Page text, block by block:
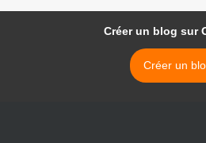
Créer un blog sur
Créer un